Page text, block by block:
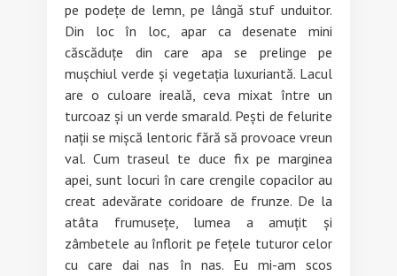
pe podețe de lemn, pe lângă stuf unduitor.
Din loc în loc, apar ca desenate mini
căscăduțe din care apa se prelinge pe
mușchiul verde și vegetația luxuriantă. Lacul
are o culoare ireală, ceva mixat între un
turcoaz și un verde smarald. Pești de felurite
nații se mișcă lentoric fără să provoace vreun
val. Cum traseul te duce fix pe marginea
apei, sunt locuri în care crengile copacilor au
creat adevărate coridoare de frunze. De la
atâta frumusețe, lumea a amuțit și
zâmbetele au înflorit pe fețele tuturor celor
cu care dai nas în nas. Eu mi-am scos